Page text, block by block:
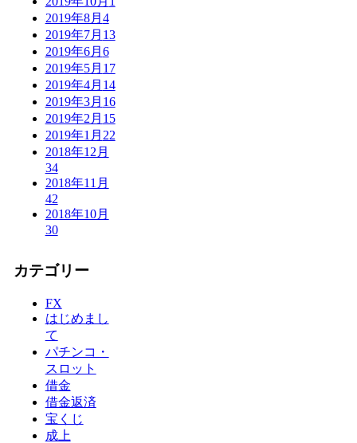
2019年8月 4
2019年7月 13
2019年6月 6
2019年5月 17
2019年4月 14
2019年3月 16
2019年2月 15
2019年1月 22
2018年12月
34
2018年11月
42
2018年10月
30
カテゴリー
FX
はじめまし
て
パチンコ・
スロット
借金
借金返済
宝くじ
成上